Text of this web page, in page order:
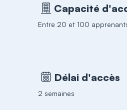
Capacité
Entre 20 et 100
Délai d'accès
2 semaines